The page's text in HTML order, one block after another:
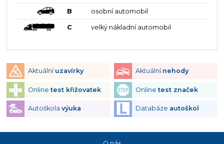
B osobní automobil
C velký nákladní automobil
Aktuální uzavírky Aktuální nehody
Onlinetest křižovatek Onlinetest značek
Autoškola výuka Databáze autoškol